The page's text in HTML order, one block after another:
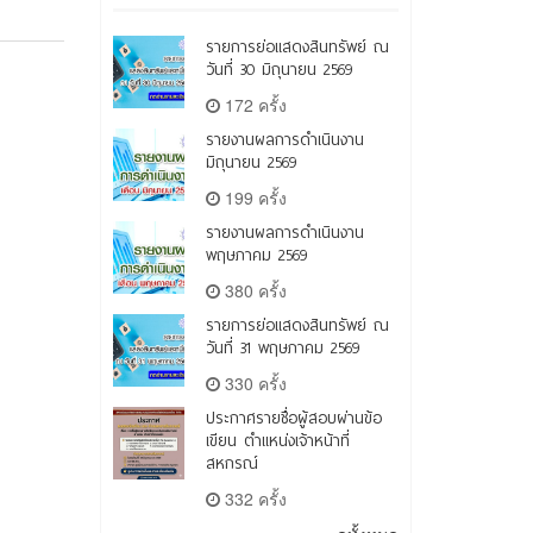
รายการย่อแสดงสินทรัพย์ ณ
วันที่ 30 มิถุนายน 2569
172 ครั้ง
รายงานผลการดำเนินงาน
มิถุนายน 2569
199 ครั้ง
รายงานผลการดำเนินงาน
พฤษภาคม 2569
380 ครั้ง
รายการย่อแสดงสินทรัพย์ ณ
วันที่ 31 พฤษภาคม 2569
330 ครั้ง
ประกาศรายชื่อผู้สอบผ่านข้อ
เขียน ตำแหน่งเจ้าหน้าที่
สหกรณ์
332 ครั้ง